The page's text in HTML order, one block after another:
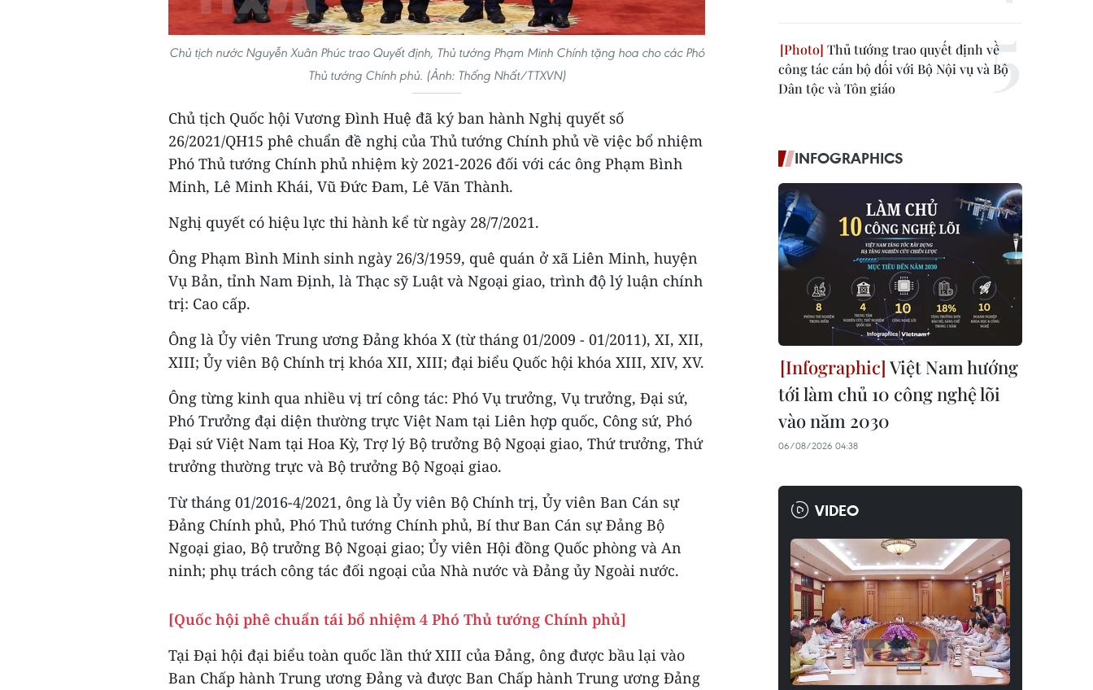
Chủ tịch nước Nguyễn Xuân Phúc trao Quyết định, Thủ tướng Phạm Minh Chính tặng hoa cho các Phó
Thủ tướng Chính phủ. (Ảnh: Thống Nhất/TTXVN)
Chủ tịch Quốc hội Vương Đình Huệ đã ký ban hành Nghị quyết số
26/2021/QH15 phê chuẩn đề nghị của Thủ tướng Chính phủ về việc bổ nhiệm
Phó Thủ tướng Chính phủ nhiệm kỳ 2021-2026 đối với các ông Phạm Bình
Minh, Lê Minh Khái, Vũ Đức Đam, Lê Văn Thành.
Nghị quyết có hiệu lực thi hành kể từ ngày 28/7/2021.
Ông Phạm Bình Minh sinh ngày 26/3/1959, quê quán ở xã Liên Minh, huyện
Vụ Bản, tỉnh Nam Định, là Thạc sỹ Luật và Ngoại giao, trình độ lý luận chính
trị: Cao cấp.
Ông là Ủy viên Trung ương Đảng khóa X (từ tháng 01/2009 - 01/2011), XI, XII,
XIII; Ủy viên Bộ Chính trị khóa XII, XIII; đại biểu Quốc hội khóa XIII, XIV, XV.
Ông từng kinh qua nhiều vị trí công tác: Phó Vụ trưởng, Vụ trưởng, Đại sứ,
Phó Trưởng đại diện thường trực Việt Nam tại Liên hợp quốc, Công sứ, Phó
Đại sứ Việt Nam tại Hoa Kỳ, Trợ lý Bộ trưởng Bộ Ngoại giao, Thứ trưởng, Thứ
trưởng thường trực và Bộ trưởng Bộ Ngoại giao.
Từ tháng 01/2016-4/2021, ông là Ủy viên Bộ Chính trị, Ủy viên Ban Cán sự
Đảng Chính phủ, Phó Thủ tướng Chính phủ, Bí thư Ban Cán sự Đảng Bộ
Ngoại giao, Bộ trưởng Bộ Ngoại giao; Ủy viên Hội đồng Quốc phòng và An
ninh; phụ trách công tác đối ngoại của Nhà nước và Đảng ủy Ngoài nước.
[Quốc hội phê chuẩn tái bổ nhiệm 4 Phó Thủ tướng Chính phủ]
Tại Đại hội đại biểu toàn quốc lần thứ XIII của Đảng, ông được bầu lại vào
Ban Chấp hành Trung ương Đảng và được Ban Chấp hành Trung ương Đảng
Thủ tướng trao quyết định về
công tác cán bộ đối với Bộ Nội vụ và Bộ
Dân tộc và Tôn giáo
INFOGRAPHICS
Việt Nam hướng
tới làm chủ 10 công nghệ lõi
vào năm 2030
06/08/2026 04:38
VIDEO